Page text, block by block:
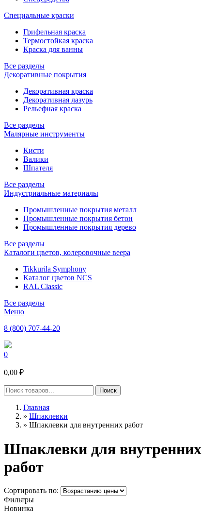
Специальные краски
Грифельная краска
Термостойкая краска
Краска для ванны
Все разделы
Декоративные покрытия
Декоративная краска
Декоративная лазурь
Рельефная краска
Все разделы
Малярные инструменты
Кисти
Валики
Шпателя
Все разделы
Индустриальные материалы
Промышленные покрытия металл
Промышленные покрытия бетон
Промышленные покрытия дерево
Все разделы
Каталоги цветов, колеровочные веера
Tikkurila Symphony
Каталог цветов NCS
RAL Classic
Все разделы
Меню
8 (800) 707-44-20
0
0,00 ₽
Главная
» Шпаклевки
» Шпаклевки для внутренних работ
Шпаклевки для внутренних
работ
Сортировать по:
Фильтры
Новинка